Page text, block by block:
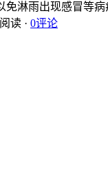
免淋雨出现感冒等
读 · 0评论